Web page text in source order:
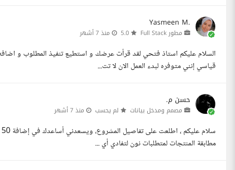
Yasmeen M.
مطور Full Stack منذ 7 أشهر
قياسي إنني متوفره لبدء العمل الان لا تت...
حسن م.
مصمم ومدخل بيانات لم يحسب منذ 7 أشهر
مطابقة المنتجات لمتطلبات نون لتفادي أي ...